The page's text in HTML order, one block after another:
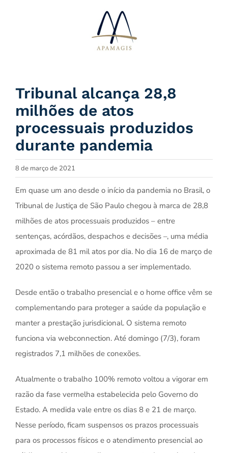
Tribunal alcança 28,8
milhões de atos
processuais produzidos
durante pandemia
8 de março de 2021
Em quase um ano desde o início da pandemia no Brasil, o
Tribunal de Justiça de São Paulo chegou à marca de 28,8
milhões de atos processuais produzidos – entre
sentenças, acórdãos, despachos e decisões –, uma média
aproximada de 81 mil atos por dia. No dia 16 de março de
2020 o sistema remoto passou a ser implementado.
Desde então o trabalho presencial e o home office vêm se
complementando para proteger a saúde da população e
manter a prestação jurisdicional. O sistema remoto
funciona via webconnection. Até domingo (7/3), foram
registrados 7,1 milhões de conexões.
Atualmente o trabalho 100% remoto voltou a vigorar em
razão da fase vermelha estabelecida pelo Governo do
Estado. A medida vale entre os dias 8 e 21 de março.
Nesse período, ficam suspensos os prazos processuais
para os processos físicos e o atendimento presencial ao